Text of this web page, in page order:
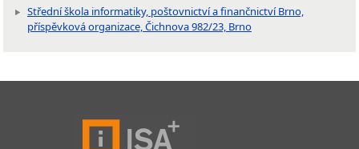
Střední škola informatiky, poštovnictví a finančnictví Brno,
příspěvková organizace, Čichnova 982/23, Brno